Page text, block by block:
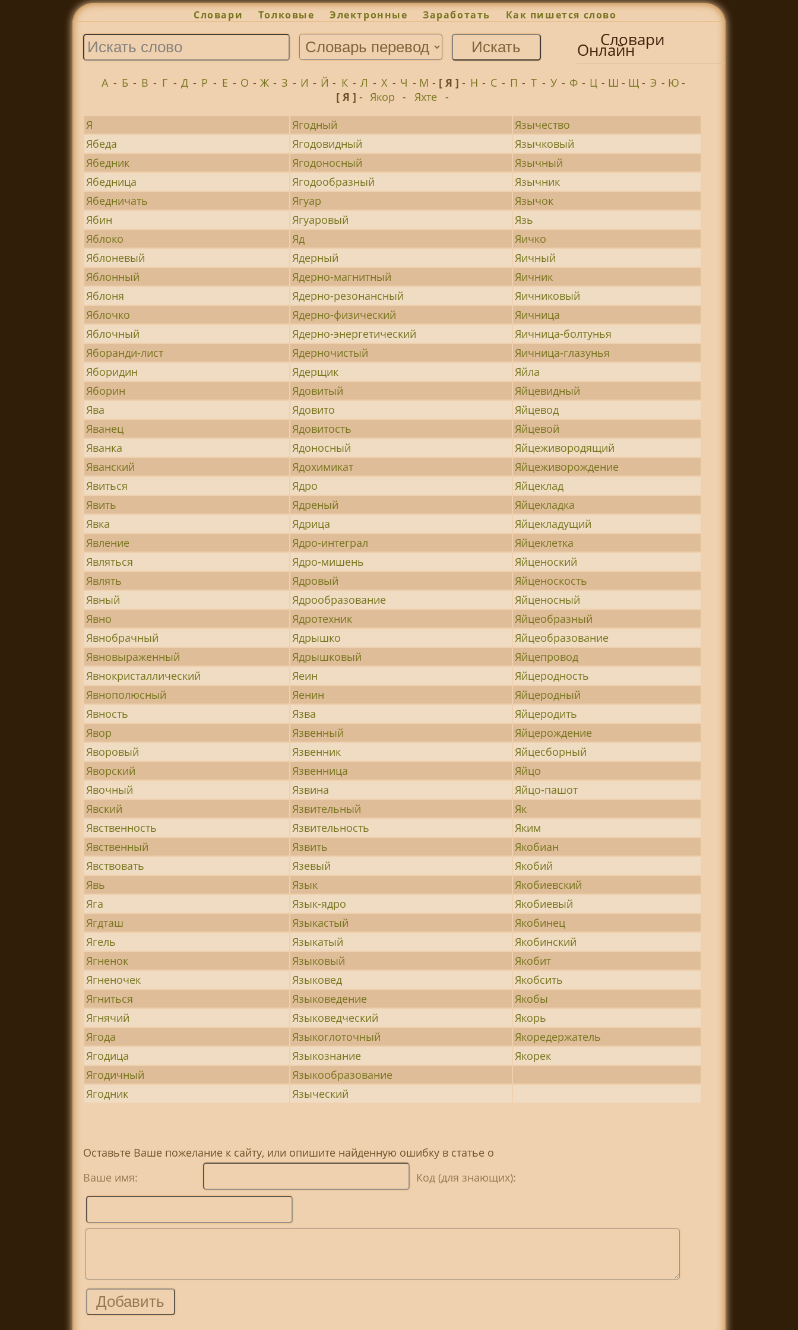
Словари Толковые Электронные Заработать Как пишется слово
Словари
Онлайн
А - Б - В - Г - Д - Р - Е - О - Ж - З - И - Й - К - Л - Х - Ч - М - [ Я ]- Н - С - П - Т - У - Ф - Ц - Ш - Щ- Э - Ю-
[ Я ]- Якор - Яхте
-
Я
Ягодный
Язычество
Ябеда
Ягодовидный
Язычковый
Ябедник
Ягодоносный
Язычный
Ябедница
Ягодообразный
Язычник
Ябедничать
Ягуар
Язычок
Ябин
Ягуаровый
Язь
Яблоко
Яд
Яичко
Яблоневый
Ядерный
Яичный
Яблонный
Ядерно-магнитный
Яичник
Яблоня
Ядерно-резонансный
Яичниковый
Яблочко
Ядерно-физический
Яичница
Яблочный
Ядерно-энергетический
Яичница-болтунья
Яборанди-лист
Ядерночистый
Яичница-глазунья
Яборидин
Ядерщик
Яйла
Яборин
Ядовитый
Яйцевидный
Ява
Ядовито
Яйцевод
Яванец
Ядовитость
Яйцевой
Яванка
Ядоносный
Яйцеживородящий
Яванский
Ядохимикат
Яйцеживорождение
Явиться
Ядро
Яйцеклад
Явить
Ядреный
Яйцекладка
Явка
Ядрица
Яйцекладущий
Явление
Ядро-интеграл
Яйцеклетка
Являться
Ядро-мишень
Яйценоский
Являть
Ядровый
Яйценоскость
Явный
Ядрообразование
Яйценосный
Явно
Ядротехник
Яйцеобразный
Явнобрачный
Ядрышко
Яйцеобразование
Явновыраженный
Ядрышковый
Яйцепровод
Явнокристаллический
Яеин
Яйцеродность
Явнополюсный
Яенин
Яйцеродный
Явность
Язва
Яйцеродить
Явор
Язвенный
Яйцерождение
Яворовый
Язвенник
Яйцесборный
Яворский
Язвенница
Яйцо
Явочный
Язвина
Яйцо-пашот
Явский
Язвительный
Як
Явственность
Язвительность
Яким
Явственный
Язвить
Якобиан
Явствовать
Язевый
Якобий
Явь
Язык
Якобиевский
Яга
Язык-ядро
Якобиевый
Ягдташ
Языкастый
Якобинец
Ягель
Языкатый
Якобинский
Ягненок
Языковый
Якобит
Ягненочек
Языковед
Якобсить
Ягниться
Языковедение
Якобы
Ягнячий
Языковедческий
Якорь
Ягода
Языкоглоточный
Якоредержатель
Ягодица
Языкознание
Якорек
Ягодичный
Языкообразование
Ягодник
Языческий
Оставьте Ваше пожелание к сайту, или опишите найденную ошибку в статье о
Ваше имя:
Код (для знающих):